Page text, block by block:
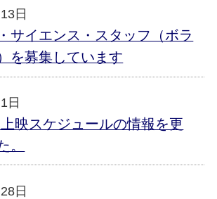
日
サイエンス・スタッフ（ボラ
を募集しています
日
映スケジュールの情報を更
。
日